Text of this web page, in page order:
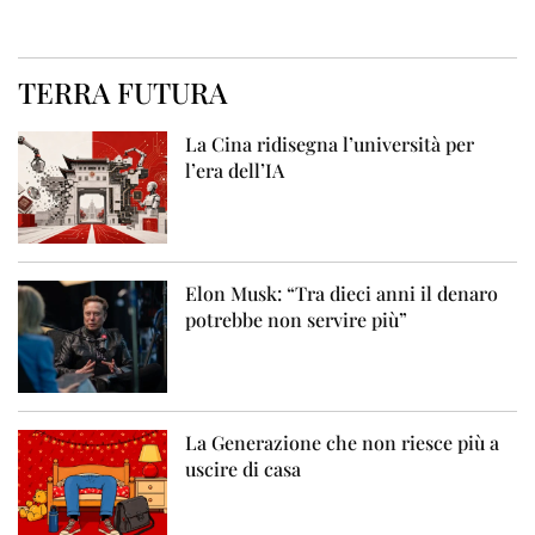
TERRA FUTURA
La Cina ridisegna l’università per
l’era dell’IA
Elon Musk: “Tra dieci anni il denaro
potrebbe non servire più”
La Generazione che non riesce più a
uscire di casa